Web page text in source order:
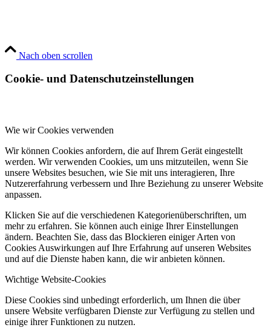
Nach oben scrollen
Cookie- und Datenschutzeinstellungen
Wie wir Cookies verwenden
Wir können Cookies anfordern, die auf Ihrem Gerät eingestellt
werden. Wir verwenden Cookies, um uns mitzuteilen, wenn Sie
unsere Websites besuchen, wie Sie mit uns interagieren, Ihre
Nutzererfahrung verbessern und Ihre Beziehung zu unserer Website
anpassen.
Klicken Sie auf die verschiedenen Kategorienüberschriften, um
mehr zu erfahren. Sie können auch einige Ihrer Einstellungen
ändern. Beachten Sie, dass das Blockieren einiger Arten von
Cookies Auswirkungen auf Ihre Erfahrung auf unseren Websites
und auf die Dienste haben kann, die wir anbieten können.
Wichtige Website-Cookies
Diese Cookies sind unbedingt erforderlich, um Ihnen die über
unsere Website verfügbaren Dienste zur Verfügung zu stellen und
einige ihrer Funktionen zu nutzen.